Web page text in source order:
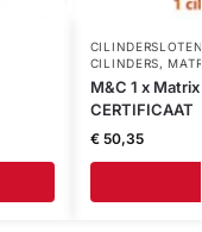
CILINDERS,
M&C 1 x
CERTIFICAAT
€50,35